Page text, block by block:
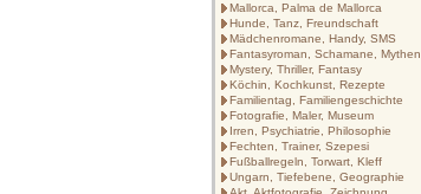
Mallorca, Palma de Mallorca
Hunde, Tanz, Freundschaft
Mädchenromane, Handy, SMS
Fantasyroman, Schamane, Mythen
Mystery, Thriller, Fantasy
Köchin, Kochkunst, Rezepte
Familientag, Familiengeschichte
Fotografie, Maler, Museum
Irren, Psychiatrie, Philosophie
Fechten, Trainer, Szepesi
Fußballregeln, Torwart, Kleff
Ungarn, Tiefebene, Geographie